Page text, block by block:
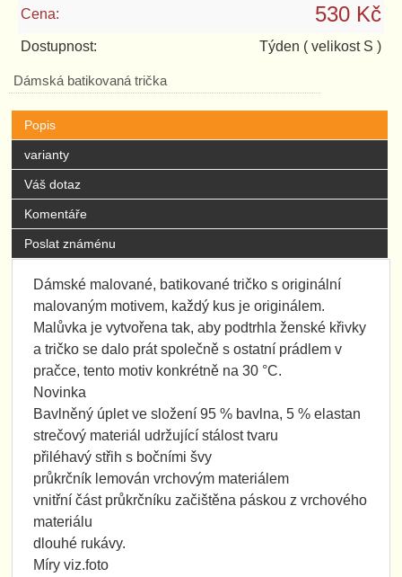
Cena: 530 Kč
Dostupnost: Týden ( velikost S )
Dámská batikovaná trička
Popis
varianty
Váš dotaz
Komentáře
Poslat známénu
Dámské malované, batikované tričko s originální
malovaným motivem, každý kus je originálem.
Malůvka je vytvořena tak, aby podtrhla ženské křivky
a tričko se dalo prát společně s ostatní prádlem v
pračce, tento motiv konkrétně na 30 °C.
Novinka
Bavlněný úplet ve složení 95 % bavlna, 5 % elastan
strečový materiál udržující stálost tvaru
přiléhavý střih s bočními švy
průkrčník lemován vrchovým materiálem
vnitřní část průkrčníku začištěna páskou z vrchového
materiálu
dlouhé rukávy.
Míry viz.foto